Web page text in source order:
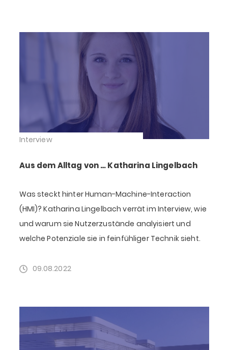
Interview
Aus dem Alltag von … Katharina Lingelbach
Was steckt hinter Human-Machine-Interaction
(HMI)? Katharina Lingelbach verrät im Interview, wie
und warum sie Nutzerzustände analyisiert und
welche Potenziale sie in feinfühliger Technik sieht.
09.08.2022